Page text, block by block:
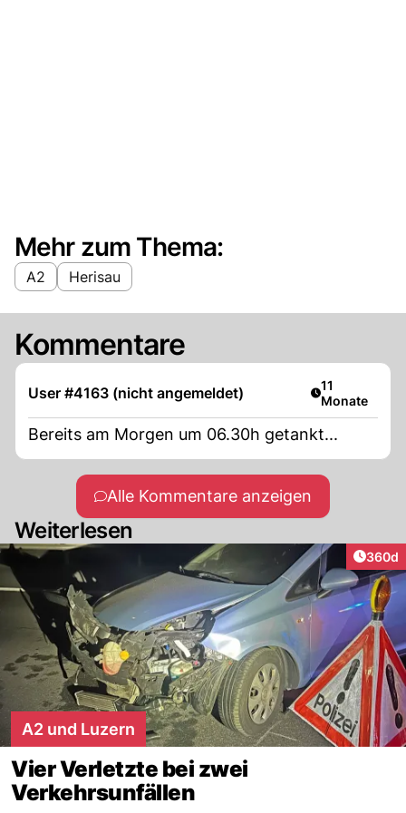
Mehr zum Thema:
A2 Herisau
Kommentare
User #4163 (nicht angemeldet) Artikel
11
Monate
Bereits am Morgen um 06.30h getankt...
Alle Kommentare anzeigen
Weiterlesen
360d
A2 und Luzern
Vier Verletzte bei zwei
Verkehrsunfällen